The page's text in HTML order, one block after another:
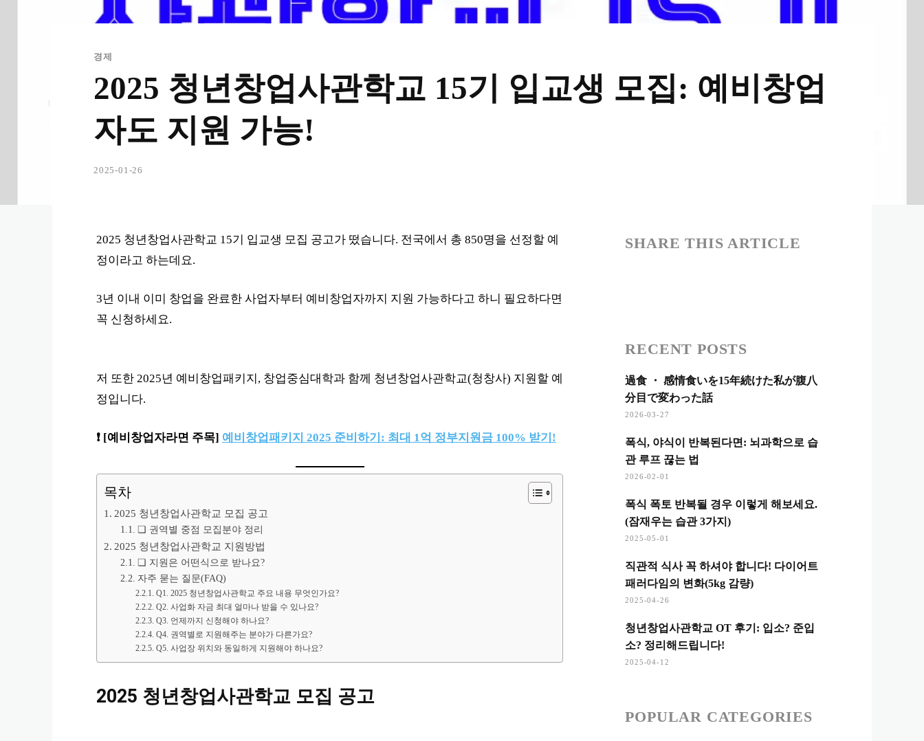
경제
2025 청년창업사관학교 15기 입교생 모집: 예비창업
자도 지원 가능!
2025-01-26
2025 청년창업사관학교 15기 입교생 모집 공고가 떴습니다. 전국에서 총 850명을 선정할 예
정이라고 하는데요.
3년 이내 이미 창업을 완료한 사업자부터 예비창업자까지 지원 가능하다고 하니 필요하다면
꼭 신청하세요.
저 또한 2025년 예비창업패키지, 창업중심대학과 함께 청년창업사관학교(청창사) 지원할 예
정입니다.
❗️ [예비창업자라면 주목] 예비창업패키지 2025 준비하기: 최대 1억 정부지원금 100% 받기!
목차
2025 청년창업사관학교 모집 공고
❏ 권역별 중점 모집분야 정리
2025 청년창업사관학교 지원방법
❏ 지원은 어떤식으로 받나요?
자주 묻는 질문(FAQ)
Q1. 2025 청년창업사관학교 주요 내용 무엇인가요?
Q2. 사업화 자금 최대 얼마나 받을 수 있나요?
Q3. 언제까지 신청해야 하나요?
Q4. 권역별로 지원해주는 분야가 다른가요?
Q5. 사업장 위치와 동일하게 지원해야 하나요?
2025 청년창업사관학교 모집 공고
SHARE THIS ARTICLE
RECENT POSTS
過食 ・ 感情食いを15年続けた私が腹八
分目で変わった話
2026-03-27
폭식, 야식이 반복된다면: 뇌과학으로 습
관 루프 끊는 법
2026-02-01
폭식 폭토 반복될 경우 이렇게 해보세요.
(잠재우는 습관 3가지)
2025-05-01
직관적 식사 꼭 하셔야 합니다! 다이어트
패러다임의 변화(5kg 감량)
2025-04-26
청년창업사관학교 OT 후기: 입소? 준입
소? 정리해드립니다!
2025-04-12
POPULAR CATEGORIES